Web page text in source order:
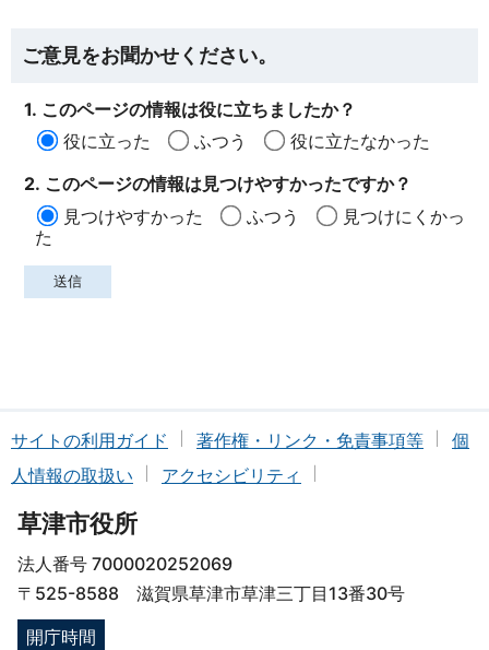
ご意見をお聞かせください。
1. このページの情報は役に立ちましたか？
役に立った
ふつう
役に立たなかった
2. このページの情報は見つけやすかったですか？
見つけやすかった
ふつう
見つけにくかっ
た
サイトの利用ガイド 著作権・リンク・免責事項等
個
人情報の取扱い
アクセシビリティ
草津市役所
法人番号 7000020252069
〒525-8588 滋賀県草津市草津三丁目13番30号
開庁時間